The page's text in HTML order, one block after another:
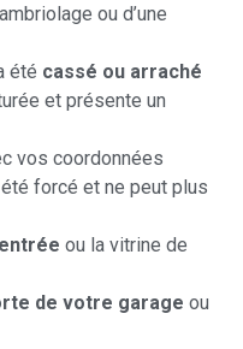
ou d’une
été cassé ou arraché
et présente un
vos coordonnées
forcé et ne peut plus
ou la vitrine de
de votre garage ou